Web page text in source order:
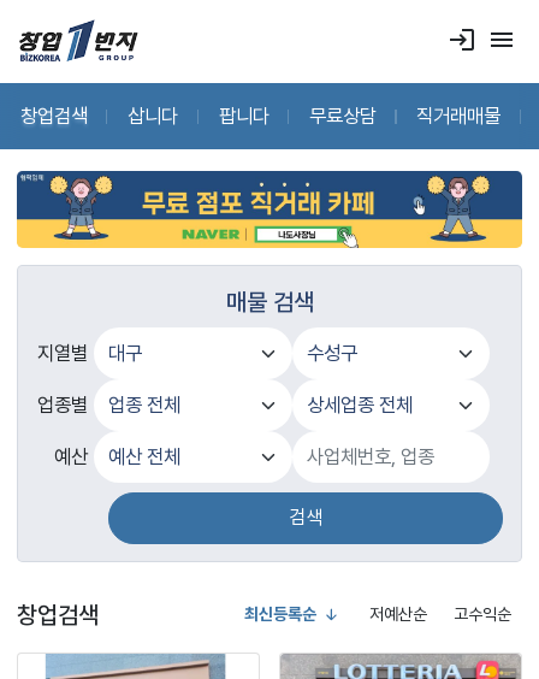
login menu
창업검색 삽니다 팝니다 무료상담 직거래매물
매물 검색
지열별
업종별
예산
검색
창업검색 최신등록순 저예산순 고수익순